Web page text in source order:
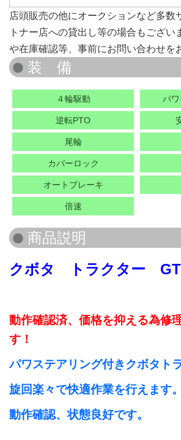
店頭販売の他にオークションなど多数
トナー店への貸出し等の場合もござい
や在庫確認等、事前にお問い合わせを
４輪駆動 パ
逆転PTO
尾輪
カバーロック
オートブレーキ
倍速
クボタ トラクター
動作確認済、価格を抑える為修
す！
パワステアリング付きクボタト
旋回楽々で快適作業を行えます。
動作確認、状態良好です。